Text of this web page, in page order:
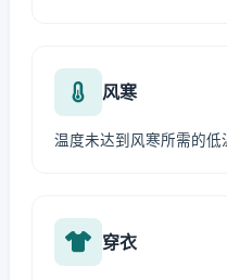
风寒
温度未达到风寒所需的低
穿衣